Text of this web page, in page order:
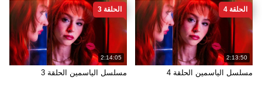
2:13:50
الحلقة 4
مسلسل الياسمين الحلقة 4
2:14:05
الحلقة 3
مسلسل الياسمين الحلقة 3